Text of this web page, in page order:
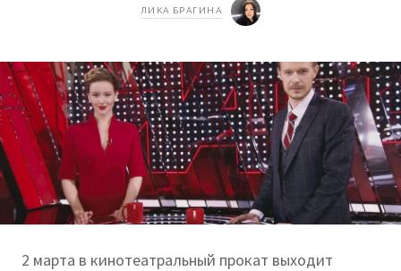
ЛИКА БРАГИНА
2 марта в кинотеатральный прокат выходит